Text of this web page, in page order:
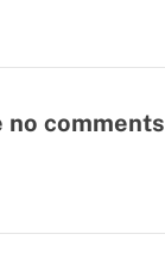
no comments